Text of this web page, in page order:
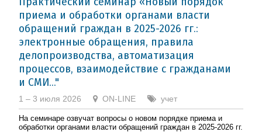
приема и обработки органами власти
обращений граждан в 2025-2026 гг.:
электронные обращения, правила
делопроизводства, автоматизация
процессов, взаимодействие с гражданами
и СМИ..."
1 – 3 июля 2026 ON-LINE учет
На семинаре озвучат вопросы о новом порядке приема и
обработки органами власти обращений граждан в 2025-2026 гг.